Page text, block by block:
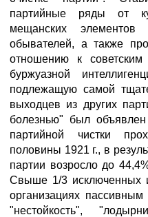
партийные ряды от
мещанских
обывателей, а также
отношению к
буржуазной
подлежащую самой
выходцев из других
болезнью" был
партийной чистки
половины 1921 г., в
партии возросло до
Свыше 1/3 исключенных
организациях
"нестойкость",